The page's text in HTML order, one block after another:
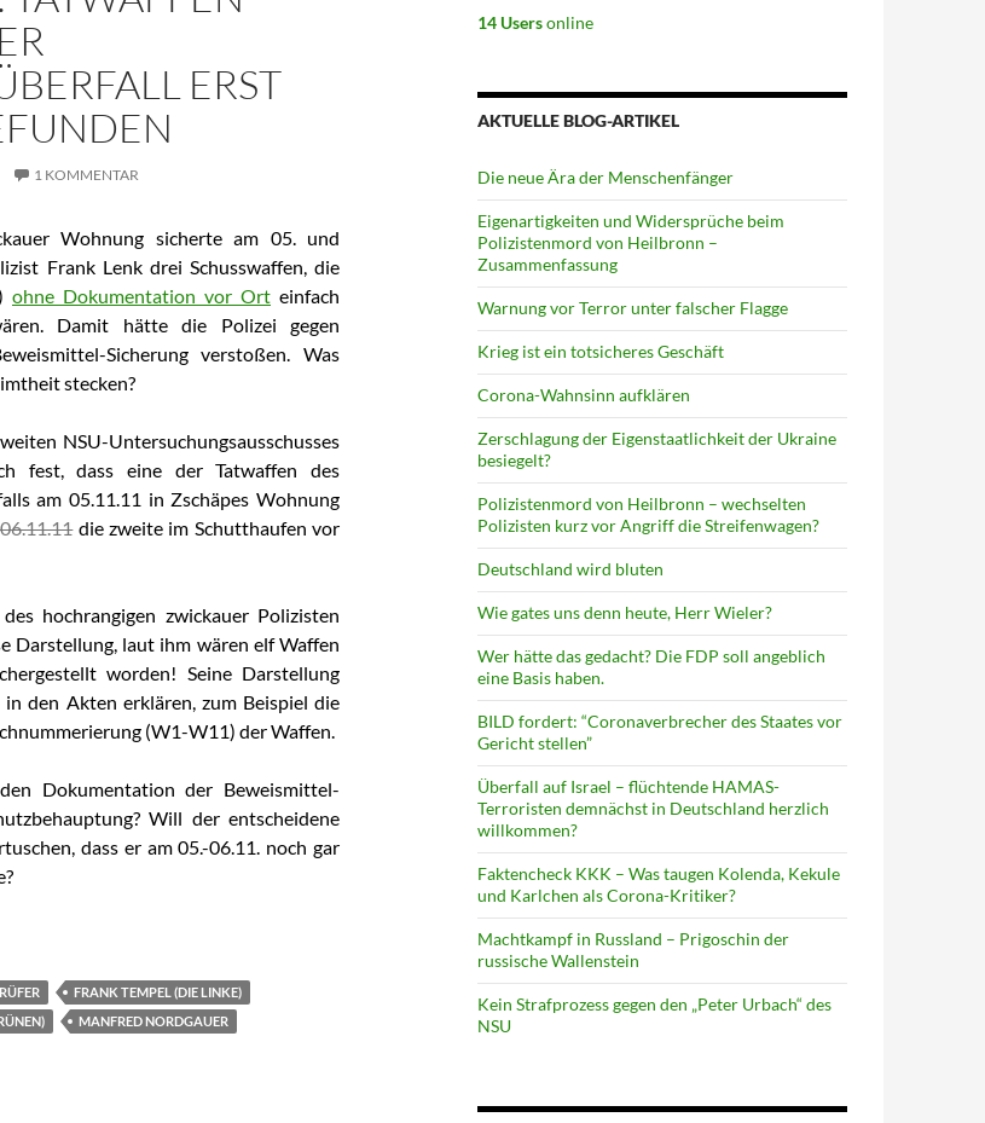
ERST
1 KOMMENTAR
Wohnung sicherte am 05. und
Frank Lenk drei Schusswaffen, die
ohne Dokumentation vor Ort einfach
Damit hätte die Polizei gegen
Sicherung verstoßen. Was
stecken?
NSU-Untersuchungsausschusses
fest, dass eine der Tatwaffen des
am 05.11.11 in Zschäpes Wohnung
die zweite im Schutthaufen vor
hochrangigen zwickauer Polizisten
Darstellung, laut ihm wären elf Waffen
worden! Seine Darstellung
den Akten erklären, zum Beispiel die
(W1-W11) der Waffen.
Dokumentation der Beweismittel-
Will der entscheidene
dass er am 05.-06.11. noch gar
Hoffmann: Tatwaffen Heilbronner Polizistenüberfall erst am 09.11. gefunden
FRANK TEMPEL (DIE LINKE)
MANFRED NORDGAUER
14 Usersonline
AKTUELLE BLOG-ARTIKEL
Die neue Ära der Menschenfänger
Eigenartigkeiten und Widersprüche beim
Polizistenmord von Heilbronn –
Zusammenfassung
Warnung vor Terror unter falscher Flagge
Krieg ist ein totsicheres Geschäft
Corona-Wahnsinn aufklären
Zerschlagung der Eigenstaatlichkeit der Ukraine
besiegelt?
Polizistenmord von Heilbronn – wechselten
Polizisten kurz vor Angriff die Streifenwagen?
Deutschland wird bluten
Wie gates uns denn heute, Herr Wieler?
Wer hätte das gedacht? Die FDP soll angeblich
eine Basis haben.
BILD fordert: “Coronaverbrecher des Staates vor
Gericht stellen”
Überfall auf Israel – flüchtende HAMAS-
Terroristen demnächst in Deutschland herzlich
willkommen?
Faktencheck KKK – Was taugen Kolenda, Kekule
und Karlchen als Corona-Kritiker?
Machtkampf in Russland – Prigoschin der
russische Wallenstein
Kein Strafprozess gegen den „Peter Urbach“ des
NSU